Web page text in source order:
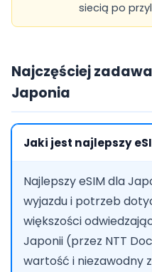
siecią po
Najczęściej
Japonia
Jaki jest najlepszy
Najlepszy eSIM dla
wyjazdu i potrzeb
większości
Japonii (przez NTT
wartość i niezawodny